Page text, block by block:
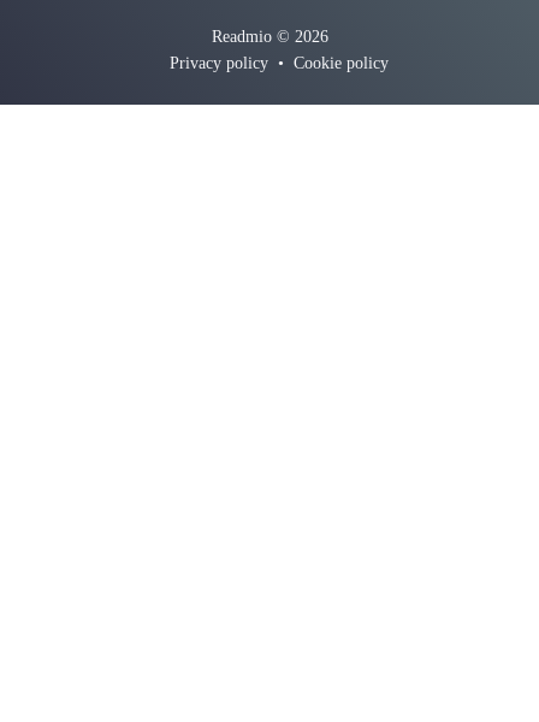
Readmio © 2026
Privacy policy • Cookie policy